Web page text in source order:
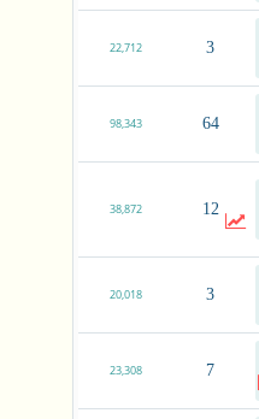
3
22,712
64
98,343
12
38,872
3
20,018
7
23,308